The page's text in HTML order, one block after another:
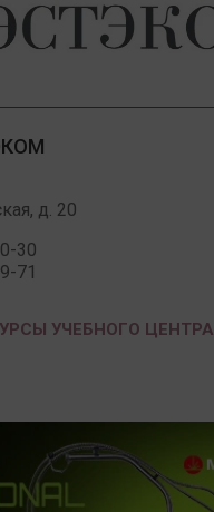
д. 20
30
71
УЧЕБНОГО ЦЕНТРА